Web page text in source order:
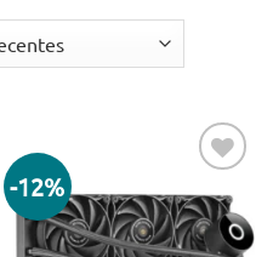
-12%
Adicionar
aos meus
desejos